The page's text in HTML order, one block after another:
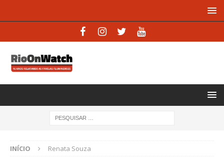
INÍCIO Renata Souza